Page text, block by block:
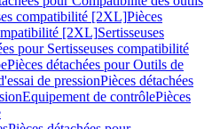
compatibilité [2XL]Pièces
[2XL]Sertisseuses
pour Sertisseuses compatibilité
Pièces détachées pour Outils de
de pressionPièces détachées
Equipement de contrôlePièces